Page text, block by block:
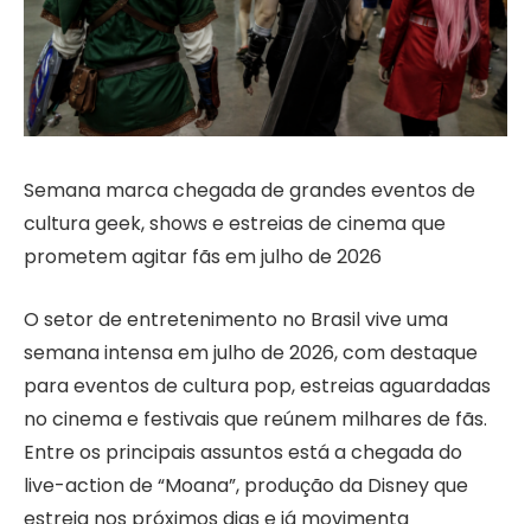
Semana marca chegada de grandes eventos de
cultura geek, shows e estreias de cinema que
prometem agitar fãs em julho de 2026
O setor de entretenimento no Brasil vive uma
semana intensa em julho de 2026, com destaque
para eventos de cultura pop, estreias aguardadas
no cinema e festivais que reúnem milhares de fãs.
Entre os principais assuntos está a chegada do
live-action de “Moana”, produção da Disney que